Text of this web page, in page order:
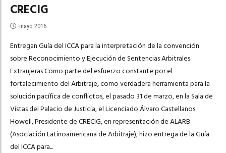
CRECIG
mayo 2016
Entregan Guía del ICCA para la interpretación de la convención
sobre Reconocimiento y Ejecución de Sentencias Arbitrales
Extranjeras Como parte del esfuerzo constante por el
fortalecimiento del Arbitraje, como verdadera herramienta para la
solución pacífica de conflictos, el pasado 31 de marzo, en la Sala de
Vistas del Palacio de Justicia, el Licenciado Álvaro Castellanos
Howell, Presidente de CRECIG, en representación de ALARB
(Asociación Latinoamericana de Arbitraje), hizo entrega de la Guía
del ICCA para...